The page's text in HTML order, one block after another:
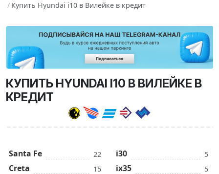
Купить Hyundai i10 в Вилейке в кредит
КУПИТЬ HYUNDAI I10 В ВИЛЕЙКЕ В
КРЕДИТ
Santa Fe 22
Creta 15
i30 5
ix35 5